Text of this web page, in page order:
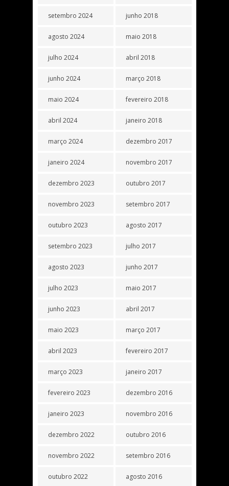
setembro 2024
agosto 2024
julho 2024
junho 2024
maio 2024
abril 2024
março 2024
janeiro 2024
dezembro 2023
novembro 2023
outubro 2023
setembro 2023
agosto 2023
julho 2023
junho 2023
maio 2023
abril 2023
março 2023
fevereiro 2023
janeiro 2023
dezembro 2022
novembro 2022
outubro 2022
junho 2018
maio 2018
abril 2018
março 2018
fevereiro 2018
janeiro 2018
dezembro 2017
novembro 2017
outubro 2017
setembro 2017
agosto 2017
julho 2017
junho 2017
maio 2017
abril 2017
março 2017
fevereiro 2017
janeiro 2017
dezembro 2016
novembro 2016
outubro 2016
setembro 2016
agosto 2016